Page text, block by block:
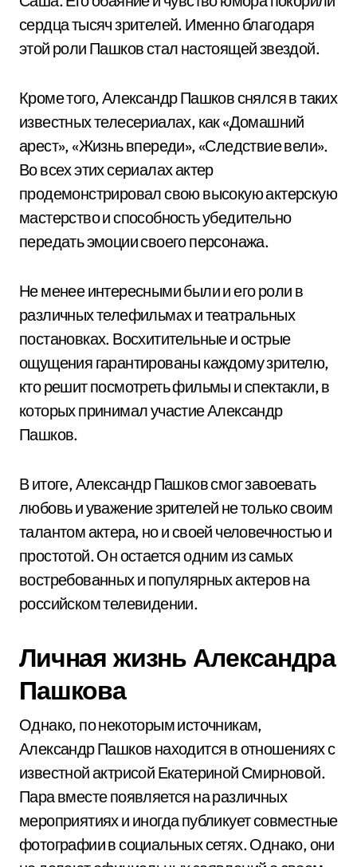
сердца тысяч зрителей. Именно благодаря
этой роли Пашков стал настоящей звездой.
Кроме того, Александр Пашков снялся в таких
известных телесериалах, как «Домашний
арест», «Жизнь впереди», «Следствие вели».
Во всех этих сериалах актер
продемонстрировал свою высокую актерскую
мастерство и способность убедительно
передать эмоции своего персонажа.
Не менее интересными были и его роли в
различных телефильмах и театральных
постановках. Восхитительные и острые
ощущения гарантированы каждому зрителю,
кто решит посмотреть фильмы и спектакли, в
которых принимал участие Александр
Пашков.
В итоге, Александр Пашков смог завоевать
любовь и уважение зрителей не только своим
талантом актера, но и своей человечностью и
простотой. Он остается одним из самых
востребованных и популярных актеров на
российском телевидении.
Личная жизнь Александра
Пашкова
Однако, по некоторым источникам,
Александр Пашков находится в отношениях с
известной актрисой Екатериной Смирновой.
Пара вместе появляется на различных
мероприятиях и иногда публикует совместные
фотографии в социальных сетях. Однако, они